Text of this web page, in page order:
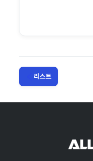
리스트